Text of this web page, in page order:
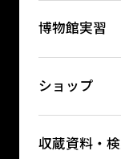
博物館実習
ショップ
収蔵資料・